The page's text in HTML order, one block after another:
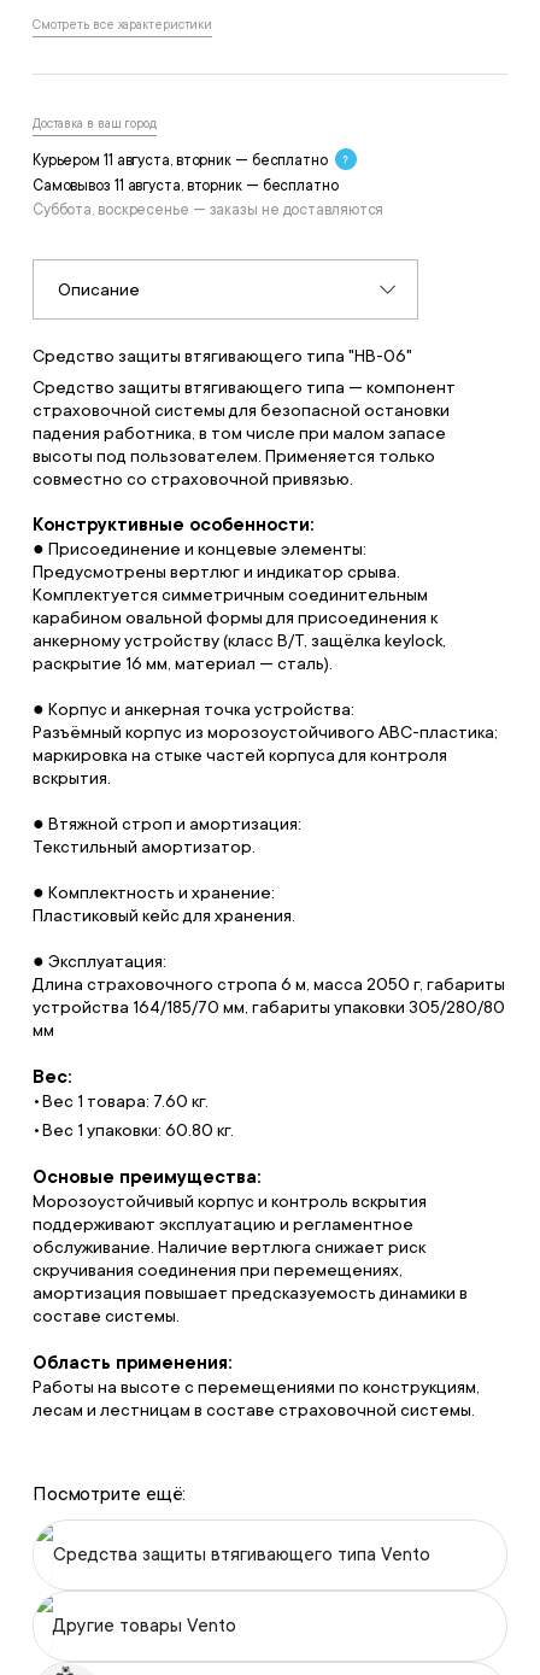
Смотреть все характеристики
Доставка в ваш город
Курьером 11 августа, вторник — бесплатно
Самовывоз 11 августа, вторник — бесплатно
Суббота, воскресенье — заказы не доставляются
Описание
Средство защиты втягивающего типа "НВ-06"
Средство защиты втягивающего типа — компонент
страховочной системы для безопасной остановки
падения работника, в том числе при малом запасе
высоты под пользователем. Применяется только
совместно со страховочной привязью.
Конструктивные особенности:
● Присоединение и концевые элементы:
Предусмотрены вертлюг и индикатор срыва.
Комплектуется симметричным соединительным
карабином овальной формы для присоединения к
анкерному устройству (класс B/Т, защёлка keylock,
раскрытие 16 мм, материал — сталь).
● Корпус и анкерная точка устройства:
Разъёмный корпус из морозоустойчивого ABC-пластика;
маркировка на стыке частей корпуса для контроля
вскрытия.
● Втяжной строп и амортизация:
Текстильный амортизатор.
● Комплектность и хранение:
Пластиковый кейс для хранения.
● Эксплуатация:
Длина страховочного стропа 6 м, масса 2050 г, габариты
устройства 164/185/70 мм, габариты упаковки 305/280/80
мм
Вес:
Вес 1 товара: 7.60 кг.
Вес 1 упаковки: 60.80 кг.
Основые преимущества:
Морозоустойчивый корпус и контроль вскрытия
поддерживают эксплуатацию и регламентное
обслуживание. Наличие вертлюга снижает риск
скручивания соединения при перемещениях,
амортизация повышает предсказуемость динамики в
составе системы.
Область применения:
Работы на высоте с перемещениями по конструкциям,
лесам и лестницам в составе страховочной системы.
Посмотрите ещё:
Средства защиты втягивающего типа Vento
Другие товары Vento